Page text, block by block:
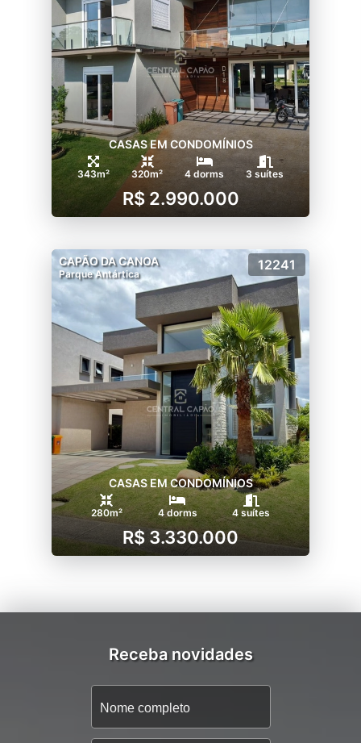
CASAS EM CONDOMÍNIOS
343m² 320m² 4 dorms 3 suítes
R$ 2.990.000
CAPÃO DA CANOA
Parque Antártica
12241
CASAS EM CONDOMÍNIOS
280m² 4 dorms 4 suítes
R$ 3.330.000
Receba novidades